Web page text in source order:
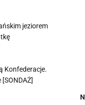
jeziorem
Konfederacje.